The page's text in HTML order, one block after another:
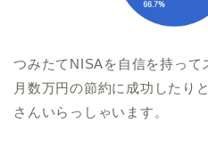
つみたてNISAを自信を持って
月数万円の節約に成功したり
さんいらっしゃいます。